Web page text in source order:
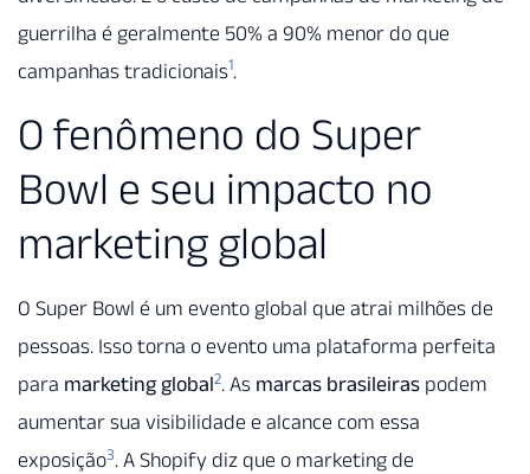
guerrilha é geralmente 50% a 90% menor do que
campanhas tradicionais1.
O fenômeno do Super
Bowl e seu impacto no
marketing global
O Super Bowl é um evento global que atrai milhões de
pessoas. Isso torna o evento uma plataforma perfeita
para marketing global2. As marcas brasileiras podem
aumentar sua visibilidade e alcance com essa
exposição3. A Shopify diz que o marketing de